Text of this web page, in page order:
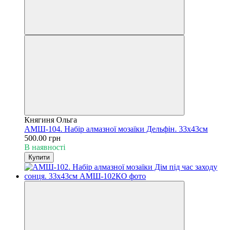
Княгиня Ольга
АМШ-104. Набір алмазної мозаїки Дельфін. 33х43см
500.00 грн
В наявності
Купити